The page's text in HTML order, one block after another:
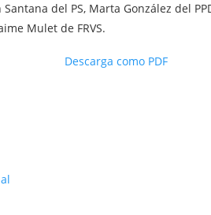
del PS, Marta González del
Mulet de FRVS.
Descarga como PDF